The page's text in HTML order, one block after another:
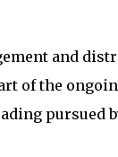
and
of the
pursued